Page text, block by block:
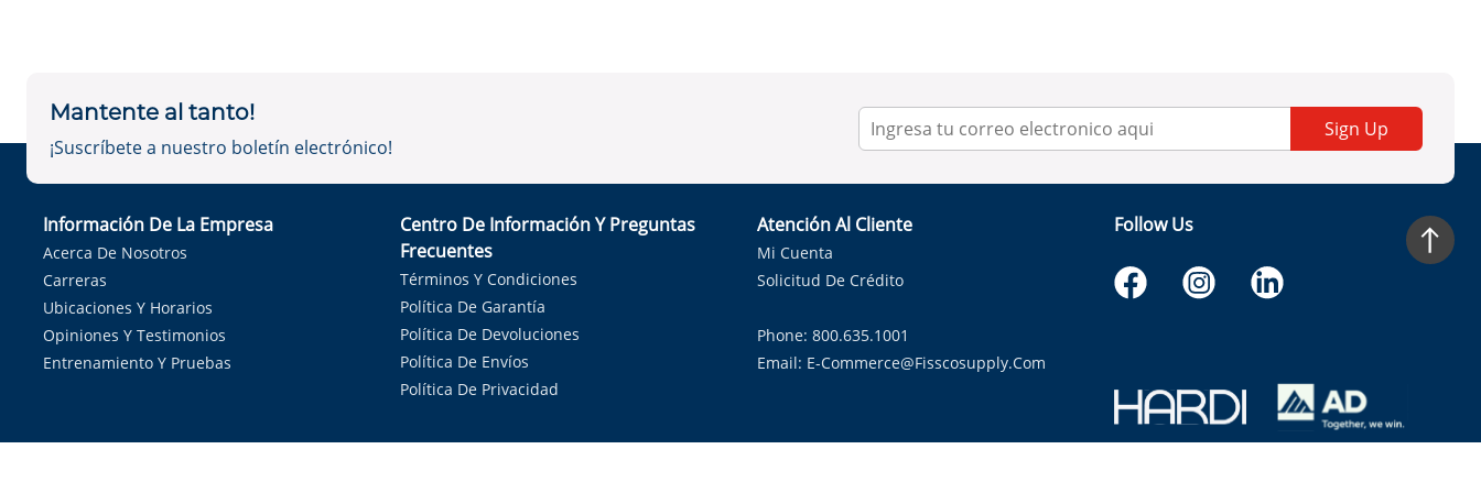
Mantente al tanto!
¡Suscríbete a nuestro boletín electrónico!
Sign Up
Información De La Empresa
Acerca De Nosotros
Carreras
Ubicaciones Y Horarios
Opiniones Y Testimonios
Entrenamiento Y Pruebas
Centro De Información Y Preguntas
Frecuentes
Términos Y Condiciones
Política De Garantía
Política De Devoluciones
Política De Envíos
Política De Privacidad
Atención Al Cliente
Mi Cuenta
Solicitud De Crédito
Phone: 800.635.1001
Email: E-Commerce@fisscosupply.com
Follow Us